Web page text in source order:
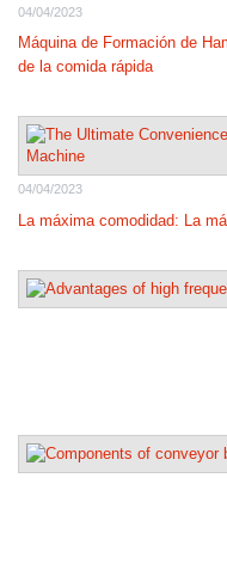
04/04/2023
Máquina de Formación de
de la comida rápida
04/04/2023
La máxima comodidad: La